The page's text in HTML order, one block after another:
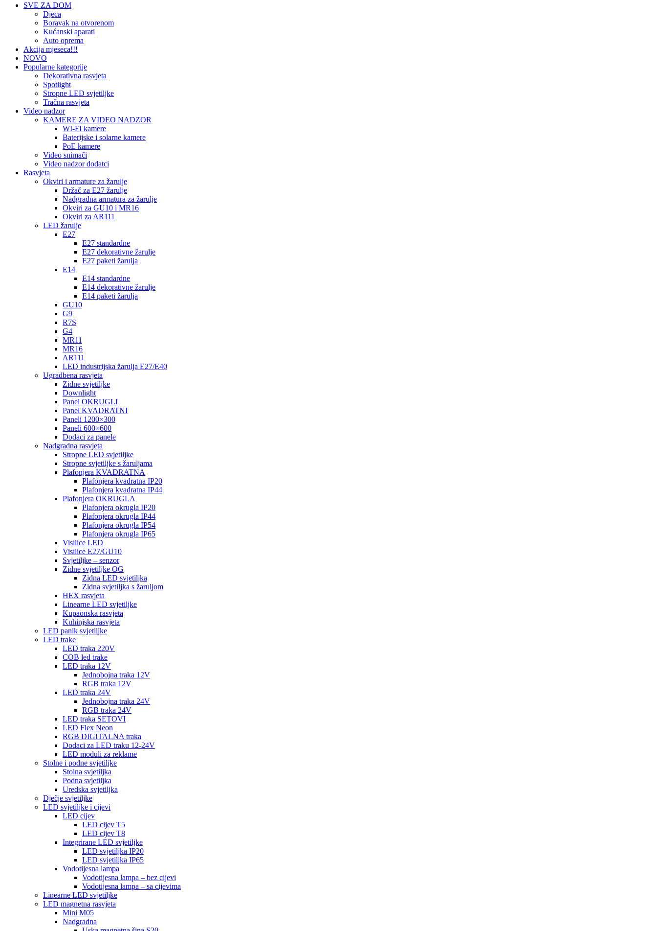
SVE ZA DOM
Djeca
Boravak na otvorenom
Kućanski aparati
Auto oprema
Akcija mjeseca!!!
NOVO
Popularne kategorije
Dekorativna rasvjeta
Spotlight
Stropne LED svjetiljke
Tračna rasvjeta
Video nadzor
KAMERE ZA VIDEO NADZOR
WI-FI kamere
Baterijske i solarne kamere
PoE kamere
Video snimači
Video nadzor dodatci
Rasvjeta
Okviri i armature za žarulje
Držač za E27 žarulje
Nadgradna armatura za žarulje
Okviri za GU10 i MR16
Okviri za AR111
LED žarulje
E27
E27 standardne
E27 dekorativne žarulje
E27 paketi žarulja
E14
E14 standardne
E14 dekorativne žarulje
E14 paketi žarulja
GU10
G9
R7S
G4
MR11
MR16
AR111
LED industrijska žarulja E27/E40
Ugradbena rasvjeta
Zidne svjetiljke
Downlight
Panel OKRUGLI
Panel KVADRATNI
Paneli 1200×300
Paneli 600×600
Dodaci za panele
Nadgradna rasvjeta
Stropne LED svjetiljke
Stropne svjetiljke s žaruljama
Plafonjera KVADRATNA
Plafonjera kvadratna IP20
Plafonjera kvadratna IP44
Plafonjera OKRUGLA
Plafonjera okrugla IP20
Plafonjera okrugla IP44
Plafonjera okrugla IP54
Plafonjera okrugla IP65
Visilice LED
Visilice E27/GU10
Svjetiljke – senzor
Zidne svjetiljke OG
Zidna LED svjetiljka
Zidna svjetiljka s žaruljom
HEX rasvjeta
Linearne LED svjetiljke
Kupaonska rasvjeta
Kuhinjska rasvjeta
LED panik svjetiljke
LED trake
LED traka 220V
COB led trake
LED traka 12V
Jednobojna traka 12V
RGB traka 12V
LED traka 24V
Jednobojna traka 24V
RGB traka 24V
LED traka SETOVI
LED Flex Neon
RGB DIGITALNA traka
Dodaci za LED traku 12-24V
LED moduli za reklame
Stolne i podne svjetiljke
Stolna svjetiljka
Podna svjetiljka
Uredska svjetiljka
Dječje svjetiljke
LED svjetiljke i cijevi
LED cijev
LED cijev T5
LED cijev T8
Integrirane LED svjetiljke
LED svjetiljka IP20
LED svjetiljka IP65
Vodotijesna lampa
Vodotijesna lampa – bez cijevi
Vodotijesna lampa – sa cijevima
Linearne LED svjetiljke
LED magnetna rasvjeta
Mini M05
Nadgradna